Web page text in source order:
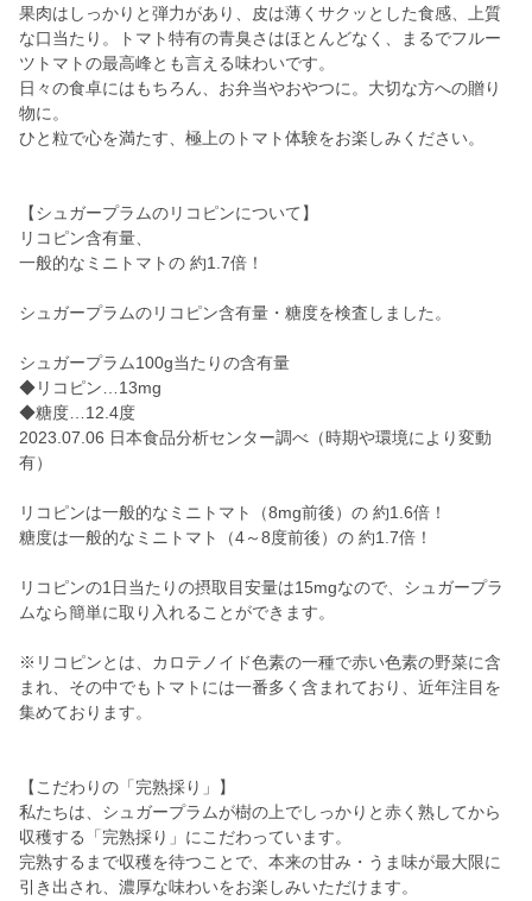
果肉はしっかりと弾力があり、皮は薄くサクッとした食感、上質
な口当たり。トマト特有の青臭さはほとんどなく、まるでフルー
ツトマトの最高峰とも言える味わいです。
日々の食卓にはもちろん、お弁当やおやつに。大切な方への贈り
物に。
ひと粒で心を満たす、極上のトマト体験をお楽しみください。
【シュガープラムのリコピンについて】
リコピン含有量、
一般的なミニトマトの 約1.7倍！
シュガープラムのリコピン含有量・糖度を検査しました。
シュガープラム100g当たりの含有量
◆リコピン…13mg
◆糖度…12.4度
2023.07.06 日本食品分析センター調べ（時期や環境により変動
有）
リコピンは一般的なミニトマト（8mg前後）の 約1.6倍！
糖度は一般的なミニトマト（4～8度前後）の 約1.7倍！
リコピンの1日当たりの摂取目安量は15mgなので、シュガープラ
ムなら簡単に取り入れることができます。
※リコピンとは、カロテノイド色素の一種で赤い色素の野菜に含
まれ、その中でもトマトには一番多く含まれており、近年注目を
集めております。
【こだわりの「完熟採り」】
私たちは、シュガープラムが樹の上でしっかりと赤く熟してから
収穫する「完熟採り」にこだわっています。
完熟するまで収穫を待つことで、本来の甘み・うま味が最大限に
引き出され、濃厚な味わいをお楽しみいただけます。